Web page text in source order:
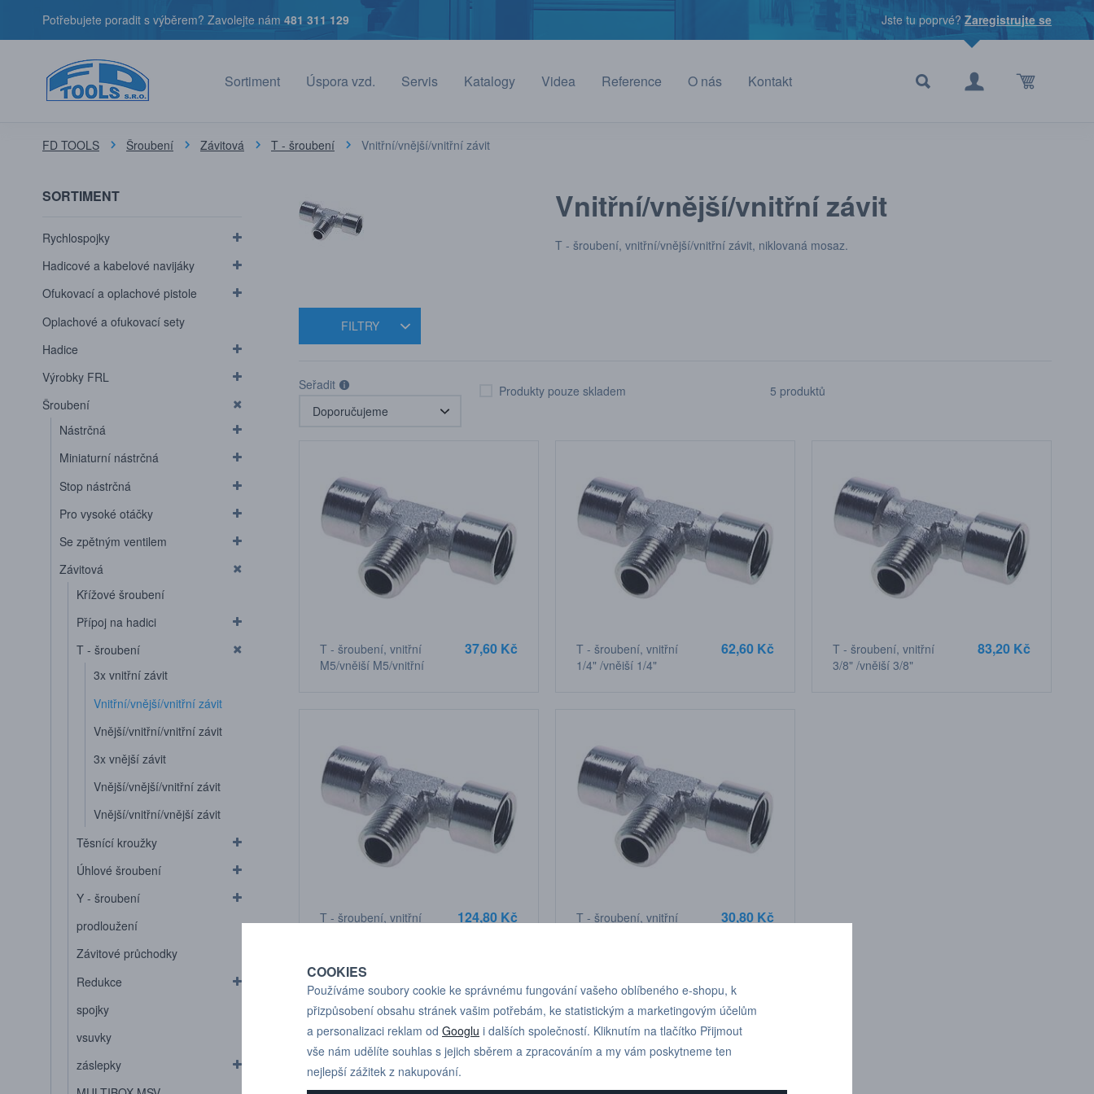
Potřebujete poradit s výběrem? Zavolejte nám 481 311 129 Jste tu poprvé? Zaregistrujte se
Sortiment Úspora vzd. Servis Katalogy Videa Reference O nás Kontakt
FD TOOLS Šroubení Závitová T - šroubení Vnitřní/vnější/vnitřní závit
SORTIMENT
Rychlospojky
Hadicové a kabelové navijáky
Ofukovací a oplachové pistole
Oplachové a ofukovací sety
Hadice
Výrobky FRL
Šroubení
Nástrčná
Miniaturní nástrčná
Stop nástrčná
Pro vysoké otáčky
Se zpětným ventilem
Závitová
Křížové šroubení
Přípoj na hadici
T - šroubení
3x vnitřní závit
Vnitřní/vnější/vnitřní závit
Vnější/vnitřní/vnitřní závit
3x vnější závit
Vnější/vnější/vnitřní závit
Vnější/vnitřní/vnější závit
Těsnící kroužky
Úhlové šroubení
Y - šroubení
prodloužení
Závitové průchodky
Redukce
spojky
vsuvky
záslepky
Vnitřní/vnější/vnitřní závit
T - šroubení, vnitřní/vnější/vnitřní závit, niklovaná mosaz.
FILTRY
Seřadit Produkty pouze skladem 5 produktů
T - šroubení, vnitřní
M5/vnější M5/vnitřní
37,60 Kč
T - šroubení, vnitřní
1/4" /vnější 1/4"
62,60 Kč
T - šroubení, vnitřní
3/8" /vnější 3/8"
83,20 Kč
T - šroubení, vnitřní
124,80 Kč
T - šroubení, vnitřní
30,80 Kč
COOKIES
Používáme soubory cookie ke správnému fungování vašeho oblíbeného e-shopu, k
přizpůsobení obsahu stránek vašim potřebám, ke statistickým a marketingovým účelům
a personalizaci reklam od Googlu i dalších společností. Kliknutím na tlačítko Přijmout
vše nám udělíte souhlas s jejich sběrem a zpracováním a my vám poskytneme ten
nejlepší zážitek z nakupování.